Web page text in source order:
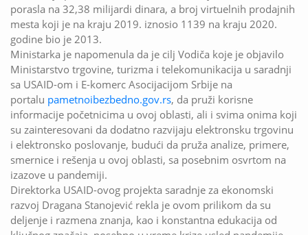
porasla na 32,38 milijardi dinara, a broj virtuelnih prodajnih
mesta koji je na kraju 2019. iznosio 1139 na kraju 2020.
godine bio je 2013.
Ministarka je napomenula da je cilj Vodiča koje je objavilo
Ministarstvo trgovine, turizma i telekomunikacija u saradnji
sa USAID-om i E-komerc Asocijacijom Srbije na
portalu pametnoibezbedno.gov.rs, da pruži korisne
informacije početnicima u ovoj oblasti, ali i svima onima koji
su zainteresovani da dodatno razvijaju elektronsku trgovinu
i elektronsko poslovanje, budući da pruža analize, primere,
smernice i rešenja u ovoj oblasti, sa posebnim osvrtom na
izazove u pandemiji.
Direktorka USAID-ovog projekta saradnje za ekonomski
razvoj Dragana Stanojević rekla je ovom prilikom da su
deljenje i razmena znanja, kao i konstantna edukacija od